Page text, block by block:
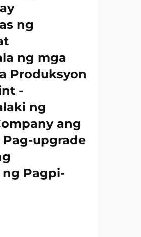
ng
ng mga
Produksyon
-
ng
ang
upgrade
Pagpi-